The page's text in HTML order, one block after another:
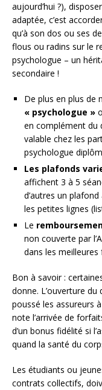
aujourd’hui ?),
adaptée, c’est
qu’à son dos ou ses
flous ou radins sur le
psychologue – un
secondaire !
De plus en plus de
« psychologue »
en complément du
valable chez les
psychologue
Les plafonds
affichent 3 à 5
d’autres un plafond
les petites lignes
Le
non couverte par
dans les meilleures
Bon à savoir :
donne. L’ouverture
poussé les assureurs
note l’arrivée de
d’un bonus fidélité si
quand la santé du
Les étudiants ou
contrats collectifs,